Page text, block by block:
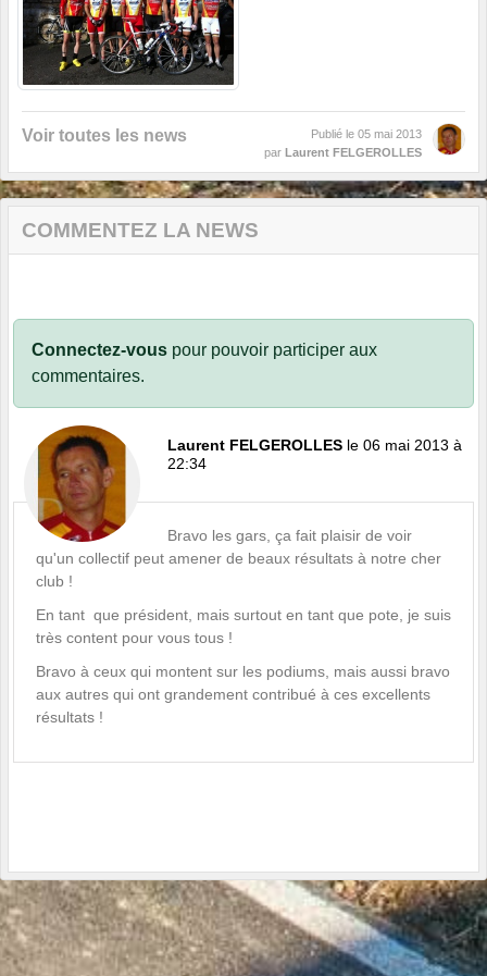
Voir toutes les news Publié le 05 mai 2013
par Laurent FELGEROLLES
COMMENTEZ LA NEWS
Connectez-vous pour pouvoir participer aux
commentaires.
Laurent FELGEROLLES le 06 mai 2013 à
22:34
Bravo les gars, ça fait plaisir de voir
qu'un collectif peut amener de beaux résultats à notre cher
club !
En tant que président, mais surtout en tant que pote, je suis
très content pour vous tous !
Bravo à ceux qui montent sur les podiums, mais aussi bravo
aux autres qui ont grandement contribué à ces excellents
résultats !